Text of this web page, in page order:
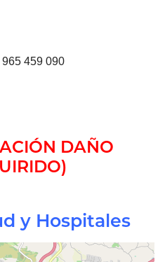
965 459 090
DAÑO
y Hospitales